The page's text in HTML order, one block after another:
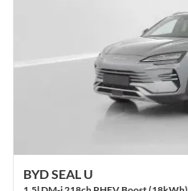
BYD SEAL U